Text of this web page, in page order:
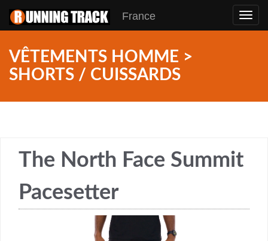
France
VÊTEMENTS HOMME >
SHORTS / CUISSARDS
The North Face Summit
Pacesetter